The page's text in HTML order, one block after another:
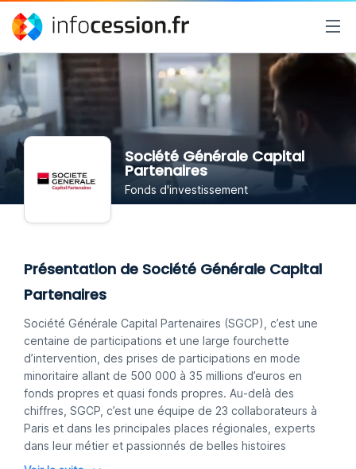
Société Générale Capital
Partenaires
Fonds d'investissement
Présentation de Société Générale Capital
Partenaires
Société Générale Capital Partenaires (SGCP), c’est une
centaine de participations et une large fourchette
d’intervention, des prises de participations en mode
minoritaire allant de 500 000 à 35 millions d’euros en
fonds propres et quasi fonds propres. Au-delà des
chiffres, SGCP, c’est une équipe de 23 collaborateurs à
Paris et dans les principales places régionales, experts
dans leur métier et passionnés de belles histoires
entrepreneuriales. Grâce à son enveloppe globale